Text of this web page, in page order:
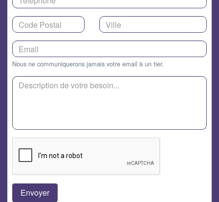
Nous ne communiquerons jamais votre email à un tier.